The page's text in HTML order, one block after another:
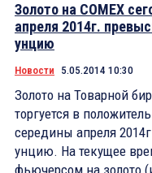
Золото на COMEX
апреля 2014г.
унцию
Новости 5.05.2014 10:30
Золото на Товарной
торгуется в
середины апреля
унцию. На текущее
фьючерсом на золото